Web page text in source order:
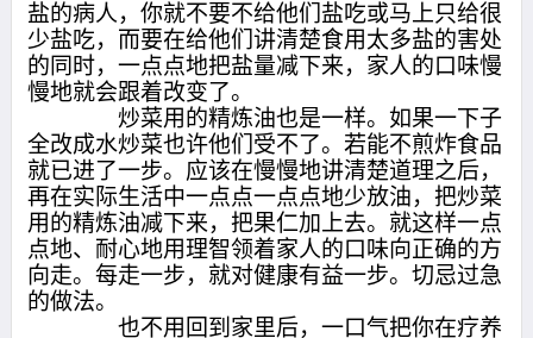
盐的病人，你就不要不给他们盐吃或马上只给很
少盐吃，而要在给他们讲清楚食用太多盐的害处
的同时，一点点地把盐量减下来，家人的口味慢
慢地就会跟着改变了。
炒菜用的精炼油也是一样。如果一下子
全改成水炒菜也许他们受不了。若能不煎炸食品
就已进了一步。应该在慢慢地讲清楚道理之后，
再在实际生活中一点点一点点地少放油，把炒菜
用的精炼油减下来，把果仁加上去。就这样一点
点地、耐心地用理智领着家人的口味向正确的方
向走。每走一步，就对健康有益一步。切忌过急
的做法。
也不用回到家里后，一口气把你在疗养